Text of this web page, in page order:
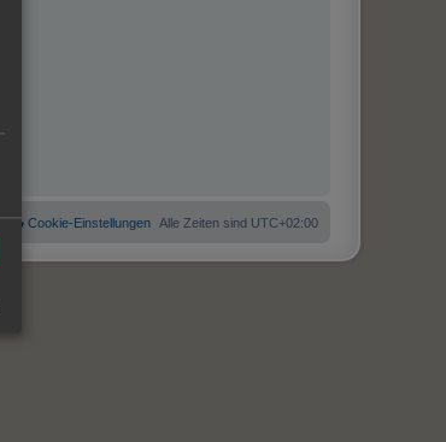
Alle Zeiten sind UTC+02:00
Cookie-Einstellungen